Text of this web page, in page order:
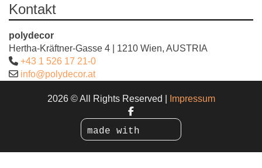
Kontakt
polydecor
Hertha-Kräftner-Gasse 4 | 1210 Wien, AUSTRIA
+43 1 526 17 21-0
info@polydecor.at
2026 © All Rights Reserved Impressum
made with